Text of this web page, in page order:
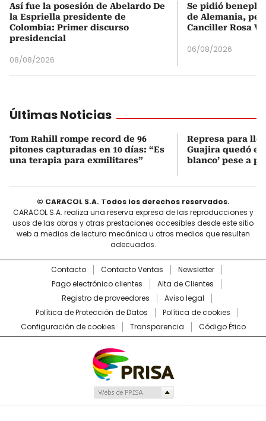
Así fue la posesión de Abelardo De
la Espriella presidente de
Colombia: Primer discurso
presidencial
08/08/2026
Se pidió
de Alemania,
Canciller Rosa
06/08/2026
Últimas Noticias
Tom Rahill rompe record de 96
pitones capturadas en 10 días: “Es
una terapia para exmilitares”
Represa para
Guajira quedó en
blanco’ pese a
© CARACOL S.A. Todos los derechos reservados.
CARACOL S.A. realiza una reserva expresa de las reproducciones y
usos de las obras y otras prestaciones accesibles desde este sitio
web a medios de lectura mecánica u otros medios que resulten
adecuados.
Contacto Contacto Ventas
Newsletter
Pago electrónico clientes
Alta de Clientes
Registro de proveedores
Aviso legal
Política de Protección de Datos
Política de cookies
Configuración de cookies
Transparencia Código Ético